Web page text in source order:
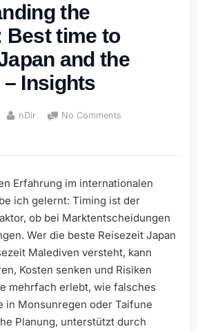
the
Best time to
and the
Insights
By
nDir No Comments
seasons:
time
to
travel
to
and
the
Maldives
–
Insights
Erfahrung im internationalen
ich gelernt: Timing ist der
ob bei Marktentscheidungen
Wer die beste Reisezeit Japan
Malediven versteht, kann
Kosten senken und Risiken
mehrfach erlebt, wie falsches
in Monsunregen oder Taifune
Planung, unterstützt durch